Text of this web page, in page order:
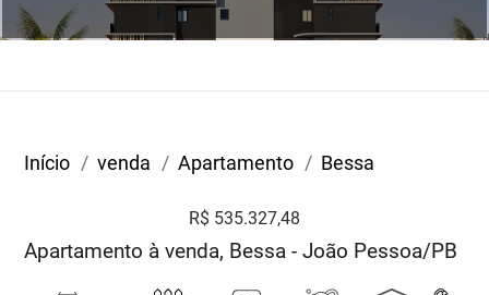
Início venda Apartamento Bessa
R$ 535.327,48
Apartamento à venda, Bessa - João Pessoa/PB